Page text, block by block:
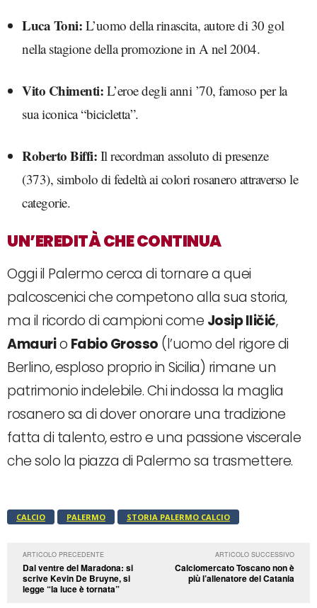
Luca Toni: L’uomo della rinascita, autore di 30 gol
nella stagione della promozione in A nel 2004.
Vito Chimenti: L’eroe degli anni ’70, famoso per la
sua iconica “bicicletta”.
Roberto Biffi: Il recordman assoluto di presenze
(373), simbolo di fedeltà ai colori rosanero attraverso le
categorie.
UN’EREDITÀ CHE CONTINUA
Oggi il Palermo cerca di tornare a quei
palcoscenici che competono alla sua storia,
ma il ricordo di campioni come Josip Iličić,
Amaurio Fabio Grosso (l’uomo del rigore di
Berlino, esploso proprio in Sicilia) rimane un
patrimonio indelebile. Chi indossa la maglia
rosanero sa di dover onorare una tradizione
fatta di talento, estro e una passione viscerale
che solo la piazza di Palermo sa trasmettere.
CALCIO PALERMO STORIA PALERMO CALCIO
ARTICOLO PRECEDENTE
Dal ventre del Maradona: si
scrive Kevin De Bruyne, si
legge “la luce è tornata”
ARTICOLO SUCCESSIVO
Calciomercato Toscano non è
più l’allenatore del Catania